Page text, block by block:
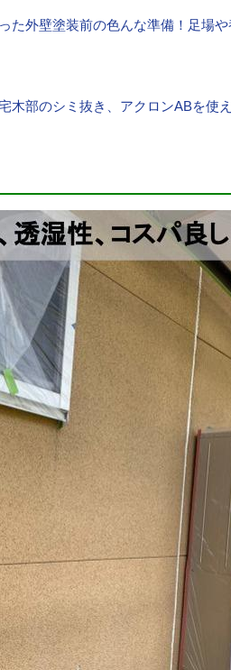
た外壁塗装前の色んな準備！足場
木部のシミ抜き、アクロンABを使